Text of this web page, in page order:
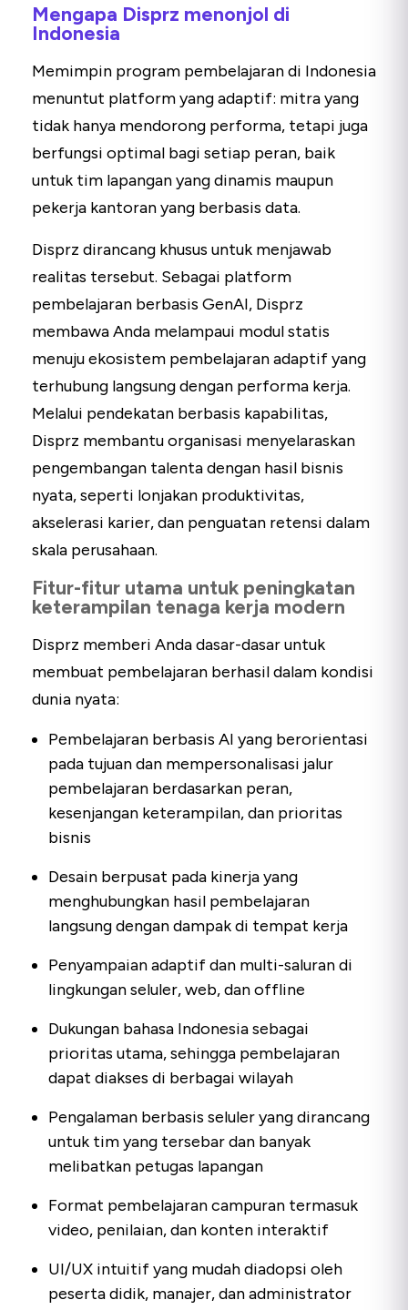
Mengapa Disprz menonjol di
Indonesia
Memimpin program pembelajaran di Indonesia
menuntut platform yang adaptif: mitra yang
tidak hanya mendorong performa, tetapi juga
berfungsi optimal bagi setiap peran, baik
untuk tim lapangan yang dinamis maupun
pekerja kantoran yang berbasis data.
Disprz dirancang khusus untuk menjawab
realitas tersebut. Sebagai platform
pembelajaran berbasis GenAI, Disprz
membawa Anda melampaui modul statis
menuju ekosistem pembelajaran adaptif yang
terhubung langsung dengan performa kerja.
Melalui pendekatan berbasis kapabilitas,
Disprz membantu organisasi menyelaraskan
pengembangan talenta dengan hasil bisnis
nyata, seperti lonjakan produktivitas,
akselerasi karier, dan penguatan retensi dalam
skala perusahaan.
Fitur-fitur utama untuk peningkatan
keterampilan tenaga kerja modern
Disprz memberi Anda dasar-dasar untuk
membuat pembelajaran berhasil dalam kondisi
dunia nyata:
Pembelajaran berbasis AI yang berorientasi
pada tujuan dan mempersonalisasi jalur
pembelajaran berdasarkan peran,
kesenjangan keterampilan, dan prioritas
bisnis
Desain berpusat pada kinerja yang
menghubungkan hasil pembelajaran
langsung dengan dampak di tempat kerja
Penyampaian adaptif dan multi-saluran di
lingkungan seluler, web, dan offline
Dukungan bahasa Indonesia sebagai
prioritas utama, sehingga pembelajaran
dapat diakses di berbagai wilayah
Pengalaman berbasis seluler yang dirancang
untuk tim yang tersebar dan banyak
melibatkan petugas lapangan
Format pembelajaran campuran termasuk
video, penilaian, dan konten interaktif
UI/UX intuitif yang mudah diadopsi oleh
peserta didik, manajer, dan administrator